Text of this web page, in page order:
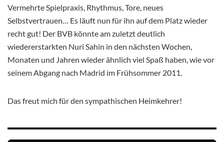
Vermehrte Spielpraxis, Rhythmus, Tore, neues
Selbstvertrauen… Es läuft nun für ihn auf dem Platz wieder
recht gut! Der BVB könnte am zuletzt deutlich
wiedererstarkten Nuri Sahin in den nächsten Wochen,
Monaten und Jahren wieder ähnlich viel Spaß haben, wie vor
seinem Abgang nach Madrid im Frühsommer 2011.
Das freut mich für den sympathischen Heimkehrer!